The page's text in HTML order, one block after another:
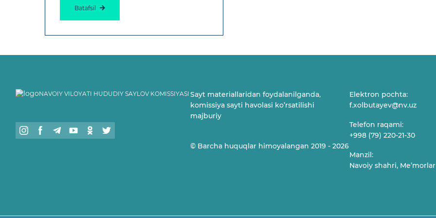
Batafsil
NAVOIY VILOYATI HUDUDIY SAYLOV KOMISSIYASI Sayt materiallaridan foydalanilganda,
komissiya sayti havolasi ko’rsatilishi
majburiy
© Barcha huquqlar himoyalangan 2019 - 2026
Elektron pochta:
f.xolbutayev@nv.uz
Telefon raqami:
+998 (79) 220-21-30
Manzil:
Navoiy shahri,